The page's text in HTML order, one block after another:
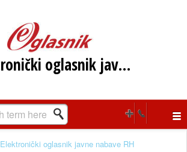
Elektronički oglasnik javne nabave RH
Elektronički oglasnik javne nabave RH